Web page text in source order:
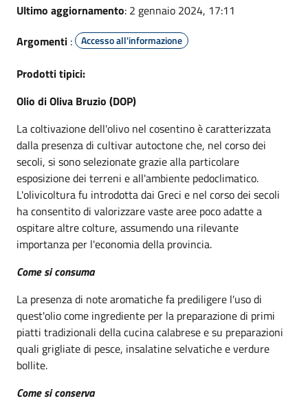
Ultimo aggiornamento: 2 gennaio 2024, 17:11
Argomenti : Accesso all'informazione
Prodotti tipici:
Olio di Oliva Bruzio (DOP)
La coltivazione dell'olivo nel cosentino è caratterizzata
dalla presenza di cultivar autoctone che, nel corso dei
secoli, si sono selezionate grazie alla particolare
esposizione dei terreni e all'ambiente pedoclimatico.
L'olivicoltura fu introdotta dai Greci e nel corso dei secoli
ha consentito di valorizzare vaste aree poco adatte a
ospitare altre colture, assumendo una rilevante
importanza per l'economia della provincia.
Come si consuma
La presenza di note aromatiche fa prediligere l'uso di
quest'olio come ingrediente per la preparazione di primi
piatti tradizionali della cucina calabrese e su preparazioni
quali grigliate di pesce, insalatine selvatiche e verdure
bollite.
Come si conserva